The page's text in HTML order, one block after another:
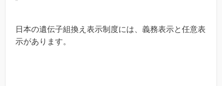
日本の遺伝子組換え表示制度には、義務表示と任意表
示があります。